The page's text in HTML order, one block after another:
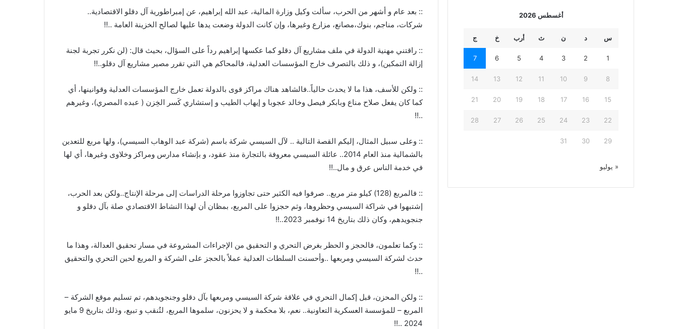
:: بعد عام و أشهر من الحرب، سألت وكيل وزارة المالية، عبد الله إبراهيم، عن إمبراطورية آل دقلو الاقتصادية..
شركات، مناجم، بنوك،مصانع، مزارع وغيرها، وإن كانت الدولة وضعت يدها عليها لصالح الخزينة العامة ..!!
:: راقتني مهنية الدولة في ملف مشاريع آل دقلو كما عكسها إبراهيم رداً على السؤال، بحيث قال: (لن نكرر تجربة لجنة
إزالة التمكين)، و ذلك بالتصرف خارج المؤسسات العدلية، فالمحاكم هي التي تقرر مصير مشاريع آل دقلو..!!
:: ولكن للأسف، هذا ما لا يحدث حالياً..فالشاهد هناك مراكز قوى بالدولة تعمل خارج المؤسسات العدلية وقوانينها، أي
كما كان يفعل صلاح مناع وبابكر فيصل وخالد عجوبا و إيهاب الطيب و إستشاري كَسر الخِزن ( عبده المصري)، وغيرهم
..!!
:: وعلى سبيل المثال، إليكم القصة التالية .. لآل السيسي شركة باسم (شركة عبد الوهاب السيسي)، ولها مربع للتعدين
بالشمالية منذ العام 2014.. عائلة السيسي معروفة بالتجارة منذ عقود، و بإنشاء مدارس ومراكز وخلاوى وغيرها، أي لها
في خدمة الناس عرق و مال..!!
:: فالمربع (128) كيلو متر مربع.. صرفوا فيه الكثير حتى تجاوزوا مرحلة الدراسات إلى مرحلة الإنتاج..ولكن بعد الحرب،
إشتبهوا في شراكة السيسي وحظروها، وثم حجزوا على المربع، بمظان أن لهذا النشاط الاقتصادي صلة بآل دقلو و
جنجويدهم، وكان ذلك بتاريخ 14 نوفمبر 2023..!!
:: وكما تعلمون، فالحجز و الحظر بغرض التحري و التحقيق من الإجراءات المشروعة في مسار تحقيق العدالة، وهذا ما
حدث لشركة السيسي ومربعها ..وأحسنت السلطات العدلية عملاً بالحجز على الشركة و المربع لحين التحري والتحقيق
..!!
:: ولكن المحزن، قبل إكمال التحري في علاقة شركة السيسي ومربعها بآل دقلو وجنجويدهم، تم تسليم موقع الشركة –
المربع – للمؤسسة العسكرية التعاونية.. نعم، بلا محكمة و لا يحزنون، سلموها المربع، لتُنقب و تبيع، وذلك بتاريخ 9 مايو
2024 ..!!
أغسطس 2026
س د ن ث أرب خ ج
1
2
3
4
5
6
7
8
9
10
11
12
13
14
15
16
17
18
19
20
21
22
23
24
25
26
27
28
29
30
31
« يوليو